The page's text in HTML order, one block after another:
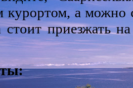
а можно
стоит приезжать